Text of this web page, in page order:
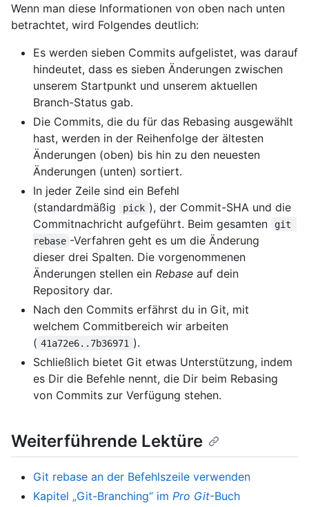
Wenn man diese Informationen von oben nach unten
betrachtet, wird Folgendes deutlich:
Es werden sieben Commits aufgelistet, was darauf
hindeutet, dass es sieben Änderungen zwischen
unserem Startpunkt und unserem aktuellen
Branch-Status gab.
Die Commits, die du für das Rebasing ausgewählt
hast, werden in der Reihenfolge der ältesten
Änderungen (oben) bis hin zu den neuesten
Änderungen (unten) sortiert.
In jeder Zeile sind ein Befehl
(standardmäßig
pick ), der Commit-SHA und die
Commitnachricht aufgeführt. Beim gesamten
git
rebase -Verfahren geht es um die Änderung
dieser drei Spalten. Die vorgenommenen
Änderungen stellen ein Rebase auf dein
Repository dar.
Nach den Commits erfährst du in Git, mit
welchem Commitbereich wir arbeiten
( 41a72e6..7b36971 ).
Schließlich bietet Git etwas Unterstützung, indem
es Dir die Befehle nennt, die Dir beim Rebasing
von Commits zur Verfügung stehen.
Weiterführende Lektüre
Git rebase an der Befehlszeile verwenden
Kapitel „Git-Branching“ im Pro Git-Buch